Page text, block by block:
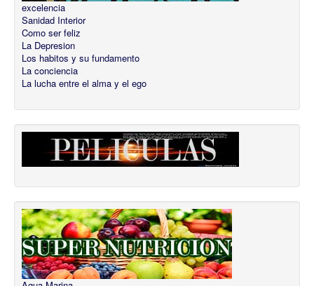
excelencia
Sanidad Interior
Como ser feliz
La Depresion
Los habitos y su fundamento
La conciencia
La lucha entre el alma y el ego